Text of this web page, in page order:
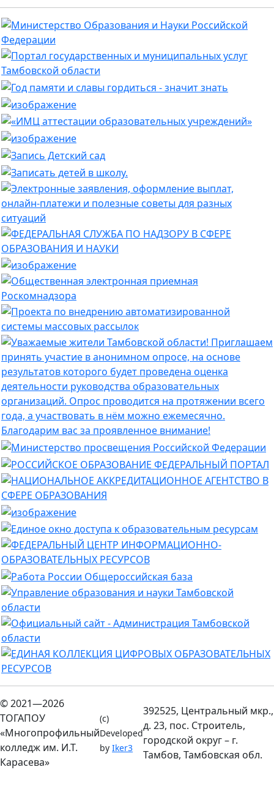
© 2021—2026
ТОГАПОУ
«Многопрофильный
колледж им. И.Т.
Карасева»
(c)
Developed
byIker3
392525, Центральный мкр.,
д. 23, пос. Строитель,
городской округ – г.
Тамбов, Тамбовская обл.